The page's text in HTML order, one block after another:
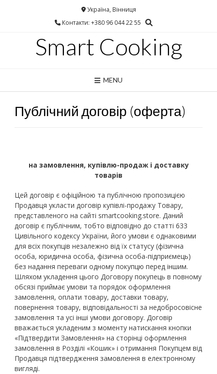
Україна, Вінниця
Контакти: +380 96 044 22 55
Smart Cooking
MENU
Публічний договір (оферта)
на замовлення, купівлю-продаж і доставку
товарів
Цей договір є офіційною та публічною пропозицією
Продавця укласти договір купівлі-продажу Товару,
представленого на сайті smartcooking.store. Даний
договір є публічним, тобто відповідно до статті 633
Цивільного кодексу України, його умови є однаковими
для всіх покупців незалежно від їх статусу (фізична
особа, юридична особа, фізична особа-підприємець)
без надання переваги одному покупцю перед іншим.
Шляхом укладення цього Договору покупець в повному
обсязі приймає умови та порядок оформлення
замовлення, оплати товару, доставки товару,
повернення товару, відповідальності за недобросовісне
замовлення та усі інші умови договору. Договір
вважається укладеним з моменту натискання кнопки
«Підтвердити Замовлення» на сторінці оформлення
замовлення в Розділі «Кошик» і отримання Покупцем від
Продавця підтвердження замовлення в електронному
вигляді.